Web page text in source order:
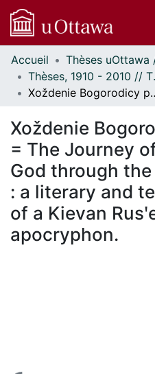
Communautés
et collections
Parcourir
À propos
Accueil
Xoždenie Bogorodicy po mukam = The Journey of the
Xoždenie
= The Journey
God through
: a literary and
of a Kievan
apocryphon.